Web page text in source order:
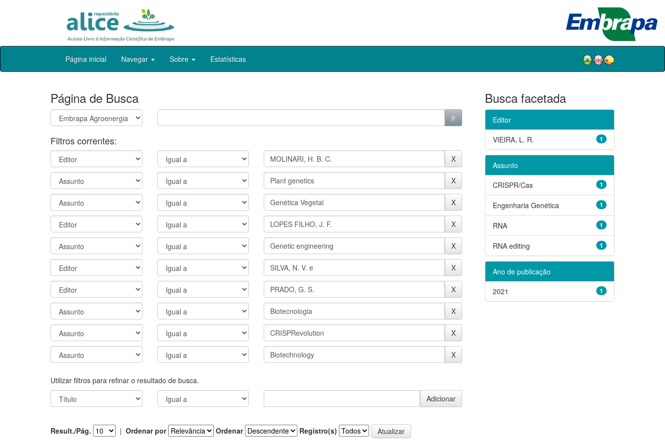
Skip
Página inicial Navegar Sobre Estatísticas
Página de Busca
Filtros correntes:
Utilizar filtros para refinar o resultado de busca.
Result./Pág. | Ordenar por Ordenar Registro(s)
Busca facetada
Editor
1
VIEIRA, L. R.
Assunto
1
CRISPR/Cas
1
Engenharia Genética
1
RNA
1
RNA editing
Ano de publicação
1
2021